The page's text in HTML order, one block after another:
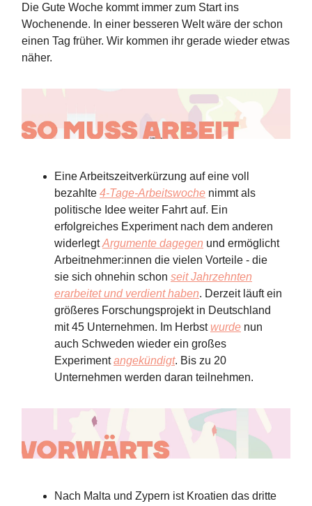
Die Gute Woche kommt immer zum Start ins
Wochenende. In einer besseren Welt wäre der schon
einen Tag früher. Wir kommen ihr gerade wieder etwas
näher.
Eine Arbeitszeitverkürzung auf eine voll
bezahlte 4-Tage-Arbeitswoche nimmt als
politische Idee weiter Fahrt auf. Ein
erfolgreiches Experiment nach dem anderen
widerlegtArgumente dagegen und ermöglicht
Arbeitnehmer:innen die vielen Vorteile - die
sie sich ohnehin schon seit Jahrzehnten
erarbeitet und verdient haben. Derzeit läuft ein
größeres Forschungsprojekt in Deutschland
mit 45 Unternehmen. Im Herbst wurde nun
auch Schweden wieder ein großes
Experimentangekündigt. Bis zu 20
Unternehmen werden daran teilnehmen.
Nach Malta und Zypern ist Kroatien das dritte